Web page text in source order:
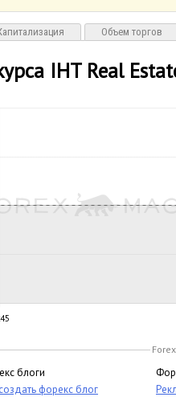
Объем торгов
IHT Real
блоги
форекс блог